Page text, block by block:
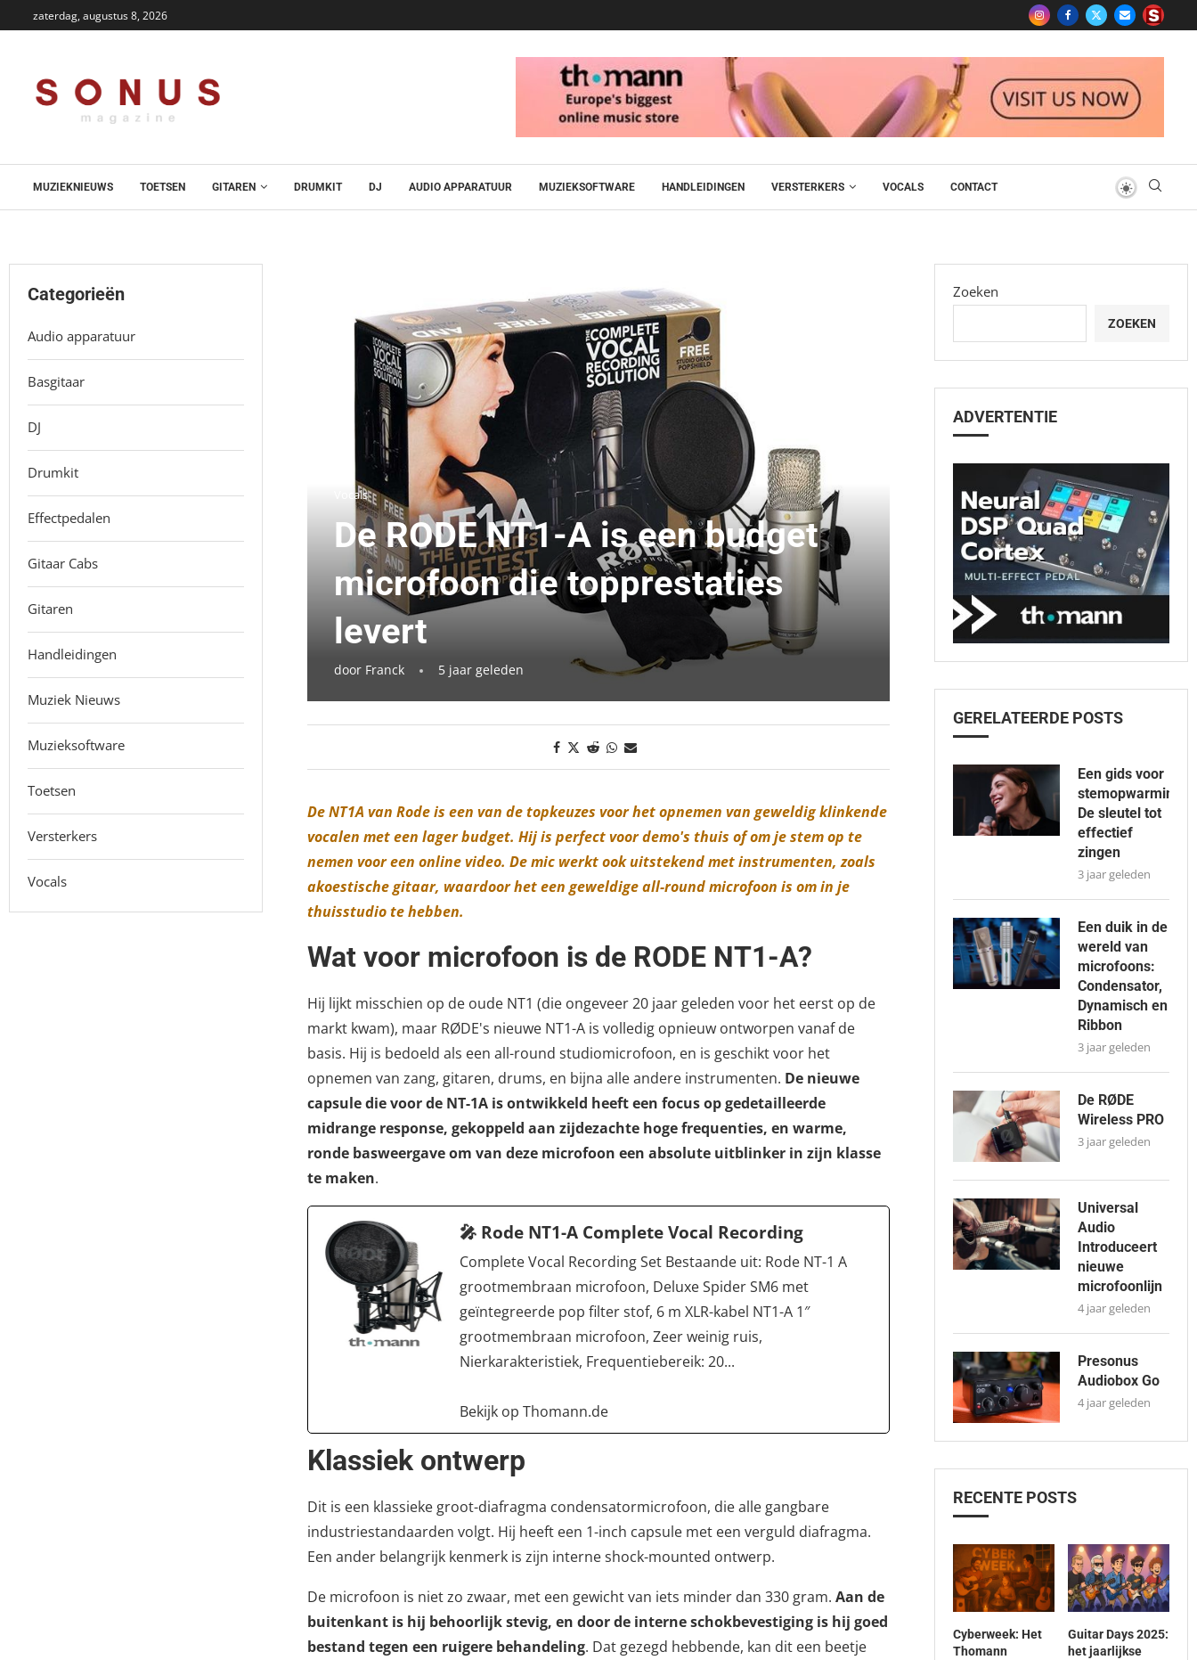
zaterdag, augustus 8, 2026
MUZIEKNIEUWS TOETSEN GITAREN DRUMKIT DJ AUDIO APPARATUUR MUZIEKSOFTWARE HANDLEIDINGEN VERSTERKERS VOCALS CONTACT
Vocals
De RODE NT1-A is een budget
microfoon die topprestaties
levert
door Franck 5 jaar geleden
De NT1A van Rode is een van de topkeuzes voor het opnemen van geweldig klinkende
vocalen met een lager budget. Hij is perfect voor demo's thuis of om je stem op te
nemen voor een online video. De mic werkt ook uitstekend met instrumenten, zoals
akoestische gitaar, waardoor het een geweldige all-round microfoon is om in je
thuisstudio te hebben.
Wat voor microfoon is de RODE NT1-A?
Hij lijkt misschien op de oude NT1 (die ongeveer 20 jaar geleden voor het eerst op de
markt kwam), maar RØDE's nieuwe NT1-A is volledig opnieuw ontworpen vanaf de
basis. Hij is bedoeld als een all-round studiomicrofoon, en is geschikt voor het
opnemen van zang, gitaren, drums, en bijna alle andere instrumenten. De nieuwe
capsule die voor de NT-1A is ontwikkeld heeft een focus op gedetailleerde
midrange response, gekoppeld aan zijdezachte hoge frequenties, en warme,
ronde basweergave om van deze microfoon een absolute uitblinker in zijn klasse
te maken.
🎤 Rode NT1-A Complete Vocal Recording
Complete Vocal Recording Set Bestaande uit: Rode NT-1 A
grootmembraan microfoon, Deluxe Spider SM6 met
geïntegreerde pop filter stof, 6 m XLR-kabel NT1-A 1″
grootmembraan microfoon, Zeer weinig ruis,
Nierkarakteristiek, Frequentiebereik: 20...
Bekijk op Thomann.de
Klassiek ontwerp
Dit is een klassieke groot-diafragma condensatormicrofoon, die alle gangbare
industriestandaarden volgt. Hij heeft een 1-inch capsule met een verguld diafragma.
Een ander belangrijk kenmerk is zijn interne shock-mounted ontwerp.
De microfoon is niet zo zwaar, met een gewicht van iets minder dan 330 gram. Aan de
buitenkant is hij behoorlijk stevig, en door de interne schokbevestiging is hij goed
bestand tegen een ruigere behandeling. Dat gezegd hebbende, kan dit een beetje
Zoeken
ZOEKEN
ADVERTENTIE
GERELATEERDE POSTS
Een gids voor
stemopwarming:
De sleutel tot
effectief
zingen
3 jaar geleden
Een duik in de
wereld van
microfoons:
Condensator,
Dynamisch en
Ribbon
3 jaar geleden
De RØDE
Wireless PRO
3 jaar geleden
Universal
Audio
Introduceert
nieuwe
microfoonlijn
4 jaar geleden
Presonus
Audiobox Go
4 jaar geleden
RECENTE POSTS
Cyberweek: Het
Thomann
Guitar Days 2025:
het jaarlijkse
Categorieën
Audio apparatuur
Basgitaar
DJ
Drumkit
Effectpedalen
Gitaar Cabs
Gitaren
Handleidingen
Muziek Nieuws
Muzieksoftware
Toetsen
Versterkers
Vocals